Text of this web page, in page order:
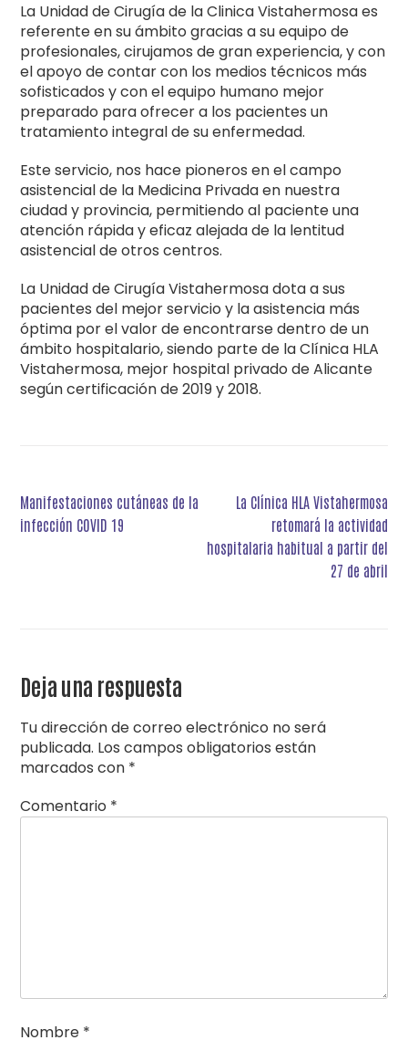
La Unidad de Cirugía de la Clinica Vistahermosa es
referente en su ámbito gracias a su equipo de
profesionales, cirujamos de gran experiencia, y con
el apoyo de contar con los medios técnicos más
sofisticados y con el equipo humano mejor
preparado para ofrecer a los pacientes un
tratamiento integral de su enfermedad.
Este servicio, nos hace pioneros en el campo
asistencial de la Medicina Privada en nuestra
ciudad y provincia, permitiendo al paciente una
atención rápida y eficaz alejada de la lentitud
asistencial de otros centros.
La Unidad de Cirugía Vistahermosa dota a sus
pacientes del mejor servicio y la asistencia más
óptima por el valor de encontrarse dentro de un
ámbito hospitalario, siendo parte de la Clínica HLA
Vistahermosa, mejor hospital privado de Alicante
según certificación de 2019 y 2018.
Navegación
de
Manifestaciones cutáneas de la
infección COVID 19
La Clínica HLA Vistahermosa
retomará la actividad
hospitalaria habitual a partir del
27 de abril
Deja una respuesta
Tu dirección de correo electrónico no será
publicada. Los campos obligatorios están
marcados con *
Comentario *
Nombre *